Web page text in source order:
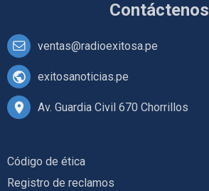
Contáctenos
ventas@radioexitosa.pe
exitosanoticias.pe
Av. Guardia Civil 670 Chorrillos
Código de ética
Registro de reclamos